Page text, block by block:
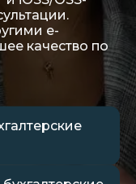
e-
качество по